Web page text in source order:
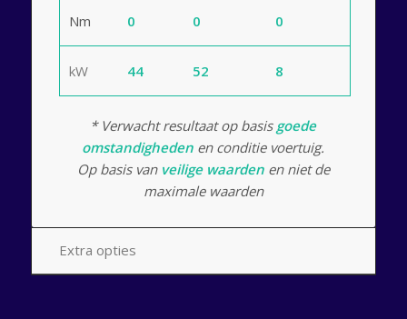
Nm 0 0 0
kW 44 52 8
* Verwacht resultaat op basis goede
omstandigheden en conditie voertuig.
Op basis van veilige waardenen niet de
maximale waarden
Extra opties